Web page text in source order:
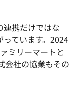
携だけではな
ています。2024
ミリーマートと
会社の協業もその